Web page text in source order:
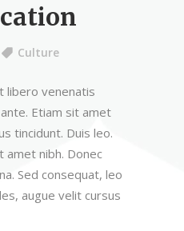
Culture
libero venenatis
Etiam sit amet
tincidunt. Duis leo.
amet nibh. Donec
Sed consequat, leo
augue velit cursus